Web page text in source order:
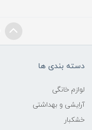
دسته بندی ها
لوازم خانگی
آرایشی و بهداشتی
خشکبار